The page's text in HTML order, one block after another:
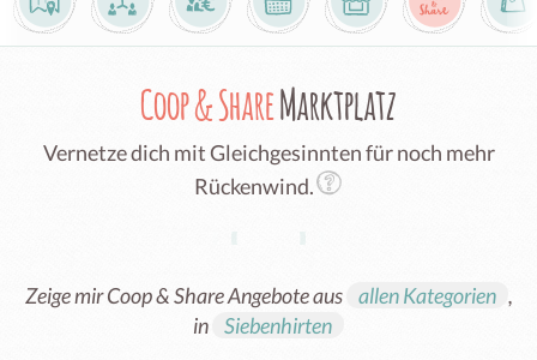
Coop & ShareMarktplatz
Vernetze dich mit Gleichgesinnten für noch mehr
Rückenwind.
Zeige mir Coop & Share Angebote aus allen Kategorien ,
in Siebenhirten